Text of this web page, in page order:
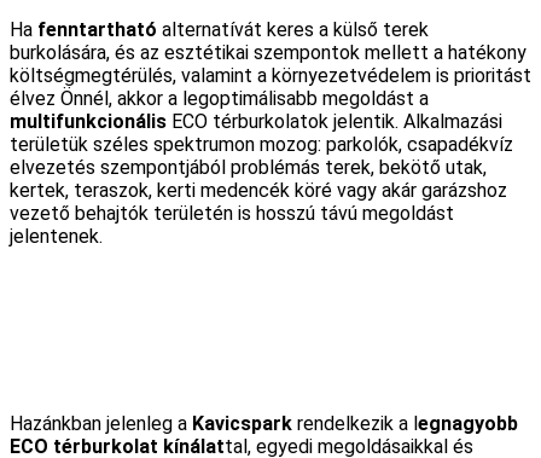
Ha fenntartható alternatívát keres a külső terek
burkolására, és az esztétikai szempontok mellett a hatékony
költségmegtérülés, valamint a környezetvédelem is prioritást
élvez Önnél, akkor a legoptimálisabb megoldást a
multifunkcionális ECO térburkolatok jelentik. Alkalmazási
területük széles spektrumon mozog: parkolók, csapadékvíz
elvezetés szempontjából problémás terek, bekötő utak,
kertek, teraszok, kerti medencék köré vagy akár garázshoz
vezető behajtók területén is hosszú távú megoldást
jelentenek.
Hazánkban jelenleg a Kavicspark rendelkezik a legnagyobb
ECO térburkolat kínálattal, egyedi megoldásaikkal és